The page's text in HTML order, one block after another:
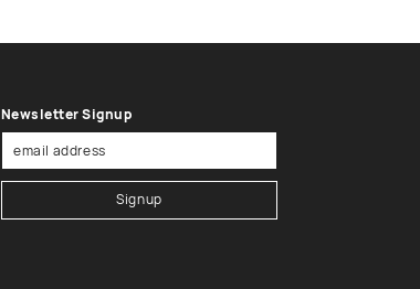
Newsletter Signup
Signup